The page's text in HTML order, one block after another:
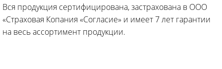
Вся продукция сертифицирована, застрахована в ООО
«Страховая Копания «Согласие» и имеет 7 лет гарантии
на весь ассортимент продукции.